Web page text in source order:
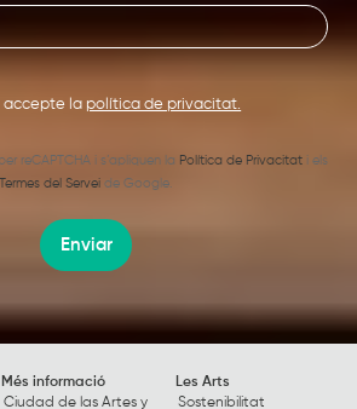
accepte la política de privacitat.
reCAPTCHA i s’apliquen la Política de Privacitati els
Termes del Servei de Google.
Enviar
Més informació
Ciudad de las Artes y
Les Arts
Sostenibilitat